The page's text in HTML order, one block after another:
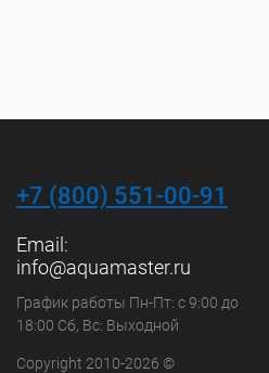
+7 (800) 551-00-91
Email:
info@aquamaster.ru
График работы Пн-Пт: с 9:00 до
18:00 Сб, Вс: Выходной
Copyright 2010-2026 ©